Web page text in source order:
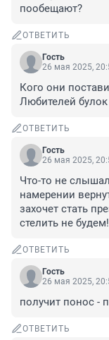
пообещают?
ОТВЕТИТЬ
Гость
26 мая 2025,
Кого они
Любителей булок
ОТВЕТИТЬ
Гость
26 мая 2025,
Что-то не
намерении
захочет стать
стелить не будем!
ОТВЕТИТЬ
Гость
26 мая 2025,
получит понос -
ОТВЕТИТЬ